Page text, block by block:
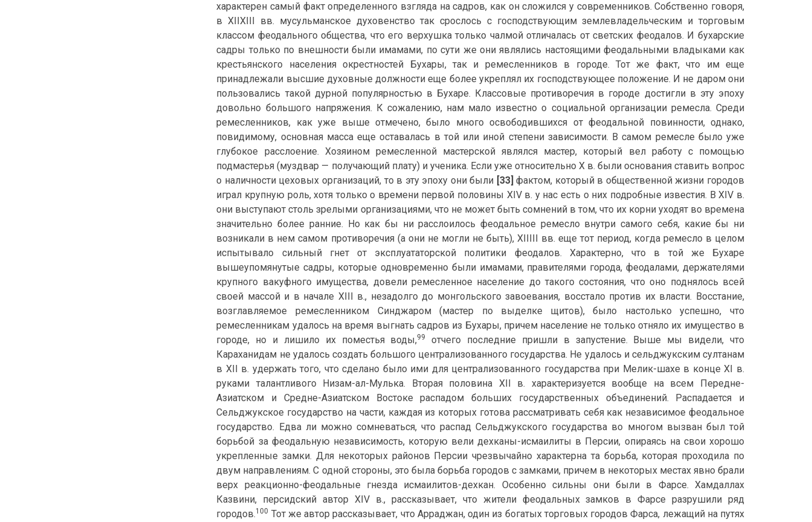
характерен самый факт определенного взгляда на садров, как он сложился у современников. Собственно говоря,
в XIIXIII вв. мусульманское духовенство так срослось с господствующим землевладельческим и торговым
классом феодального общества, что его верхушка только чалмой отличалась от светских феодалов. И бухарские
садры только по внешности были имамами, по сути же они являлись настоящими феодальными владыками как
крестьянского населения окрестностей Бухары, так и ремесленников в городе. Тот же факт, что им еще
принадлежали высшие духовные должности еще более укреплял их господствующее положение. И не даром они
пользовались такой дурной популярностью в Бухаре. Классовые противоречия в городе достигли в эту эпоху
довольно большого напряжения. К сожалению, нам мало известно о социальной организации ремесла. Среди
ремесленников, как уже выше отмечено, было много освободившихся от феодальной повинности, однако,
повидимому, основная масса еще оставалась в той или иной степени зависимости. В самом ремесле было уже
глубокое расслоение. Хозяином ремесленной мастерской являлся мастер, который вел работу с помощью
подмастерья (муздвар — получающий плату) и ученика. Если уже относительно X в. были основания ставить вопрос
о наличности цеховых организаций, то в эту эпоху они были [33] фактом, который в общественной жизни городов
играл крупную роль, хотя только о времени первой половины XIV в. у нас есть о них подробные известия. В XIV в.
они выступают столь зрелыми организациями, что не может быть сомнений в том, что их корни уходят во времена
значительно более ранние. Но как бы ни расслоилось феодальное ремесло внутри самого себя, какие бы ни
возникали в нем самом противоречия (а они не могли не быть), XIIIII вв. еще тот период, когда ремесло в целом
испытывало сильный гнет от эксплуататорской политики феодалов. Характерно, что в той же Бухаре
вышеупомянутые садры, которые одновременно были имамами, правителями города, феодалами, держателями
крупного вакуфного имущества, довели ремесленное население до такого состояния, что оно поднялось всей
своей массой и в начале XIII в., незадолго до монгольского завоевания, восстало против их власти. Восстание,
возглавляемое ремесленником Синджаром (мастер по выделке щитов), было настолько успешно, что
ремесленникам удалось на время выгнать садров из Бухары, причем население не только отняло их имущество в
городе, но и лишило их поместья воды,99
отчего последние пришли в запустение. Выше мы видели, что
Караханидам не удалось создать большого централизованного государства. Не удалось и сельджукским султанам
в XII в. удержать того, что сделано было ими для централизованного государства при Мелик-шахе в конце XI в.
руками талантливого Низам-ал-Мулька. Вторая половина XII в. характеризуется вообще на всем Передне-
Азиатском и Средне-Азиатском Востоке распадом больших государственных объединений. Распадается и
Сельджукское государство на части, каждая из которых готова рассматривать себя как независимое феодальное
государство. Едва ли можно сомневаться, что распад Сельджукского государства во многом вызван был той
борьбой за феодальную независимость, которую вели дехканы-исмаилиты в Персии, опираясь на свои хорошо
укрепленные замки. Для некоторых районов Персии чрезвычайно характерна та борьба, которая проходила по
двум направлениям. С одной стороны, это была борьба городов с замками, причем в некоторых местах явно брали
верх реакционно-феодальные гнезда исмаилитов-дехкан. Особенно сильны они были в Фарсе. Хамдаллах
Казвини, персидский автор XIV в., рассказывает, что жители феодальных замков в Фарсе разрушили ряд
городов.100 Тот же автор рассказывает, что Арраджан, один из богатых торговых городов Фарса, лежащий на путях